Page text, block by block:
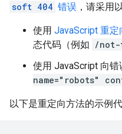
soft 404 错误 ，请采用
使用 JavaScript 重定
态代码（例如 /not-
使用 JavaScript 向错
name="robots"
以下是重定向方法的示例代